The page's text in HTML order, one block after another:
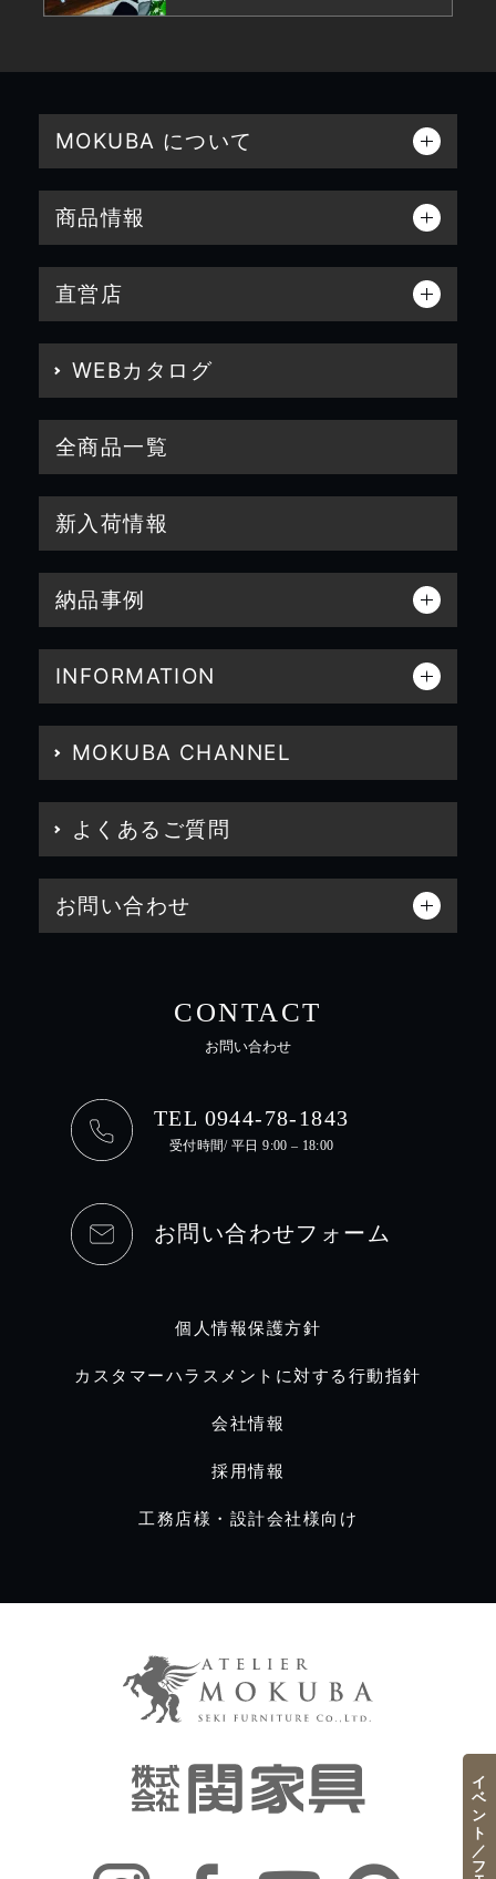
MOKUBA について
商品情報
直営店
WEBカタログ
全商品一覧
新入荷情報
納品事例
INFORMATION
MOKUBA CHANNEL
よくあるご質問
お問い合わせ
CONTACT
お問い合わせ
TEL 0944-78-1843
受付時間/ 平日 9:00 – 18:00
お問い合わせフォーム
個人情報保護方針
カスタマーハラスメントに対する行動指針
会社情報
採用情報
工務店様・設計会社様向け
イベント／フェア